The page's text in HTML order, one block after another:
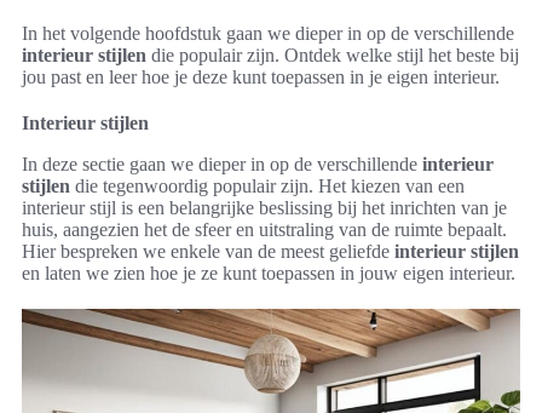
In het volgende hoofdstuk gaan we dieper in op de verschillende
interieur stijlen die populair zijn. Ontdek welke stijl het beste bij
jou past en leer hoe je deze kunt toepassen in je eigen interieur.
Interieur stijlen
In deze sectie gaan we dieper in op de verschillende interieur
stijlen die tegenwoordig populair zijn. Het kiezen van een
interieur stijl is een belangrijke beslissing bij het inrichten van je
huis, aangezien het de sfeer en uitstraling van de ruimte bepaalt.
Hier bespreken we enkele van de meest geliefde interieur stijlen
en laten we zien hoe je ze kunt toepassen in jouw eigen interieur.